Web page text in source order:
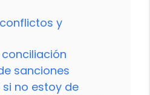
y
sanciones
si no estoy de